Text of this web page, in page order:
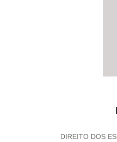
DIREITO DOS